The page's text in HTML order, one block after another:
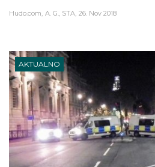
Hudo.com A. G., STA 26. Nov 2018
AKTUALNO